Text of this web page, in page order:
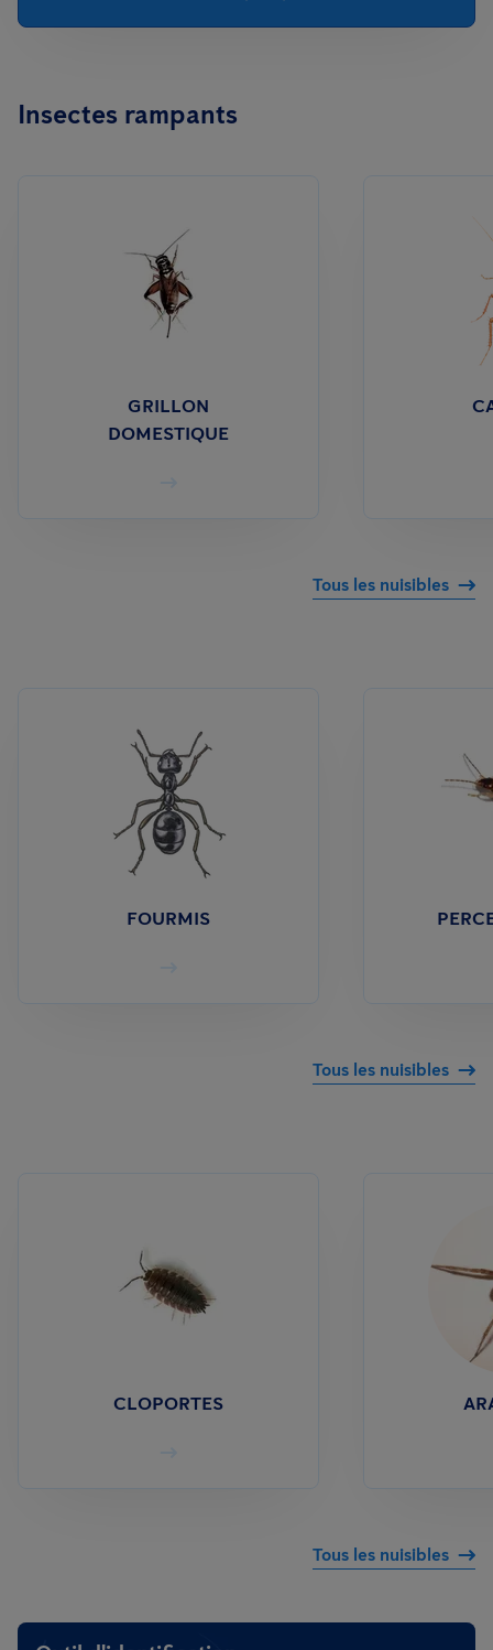
Insectes rampants
GRILLON
DOMESTIQUE
Tous les nuisibles
FOURMIS
Tous les nuisibles
CLOPORTES
Tous les nuisibles